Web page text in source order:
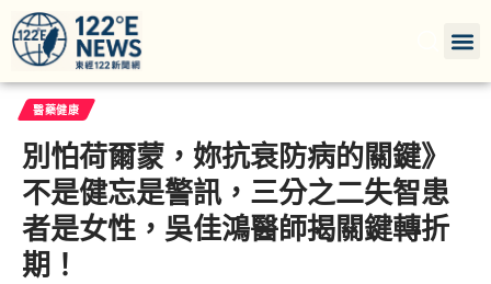
醫藥健康
別怕荷爾蒙，妳抗衰防病的關鍵》
不是健忘是警訊，三分之二失智患
者是女性，吳佳鴻醫師揭關鍵轉折
期！